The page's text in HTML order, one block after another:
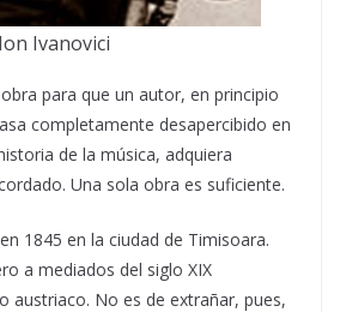
Ion Ivanovici
para que un autor, en principio
completamente desapercibido en
de la música, adquiera
Una sola obra es suficiente.
1845 en la ciudad de Timisoara.
a mediados del siglo XIX
austriaco. No es de extrañar, pues,